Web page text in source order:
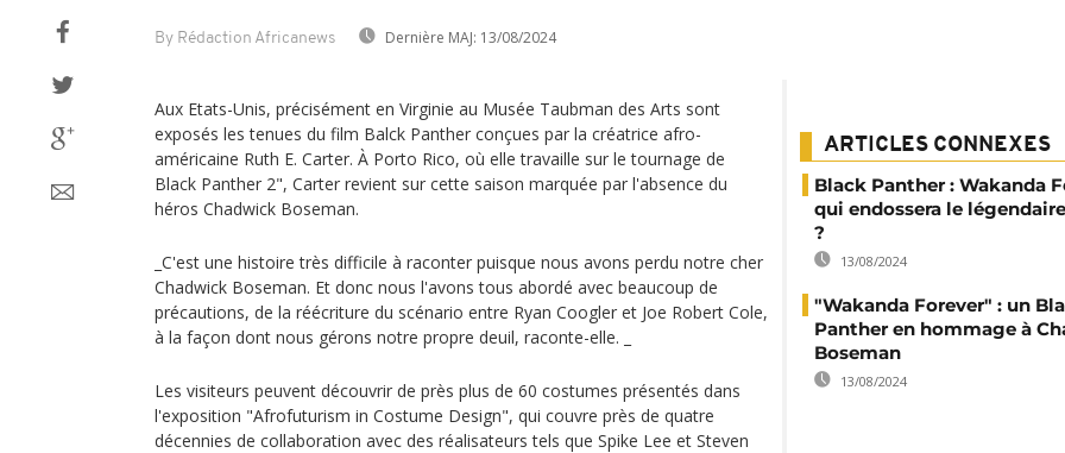
By Rédaction Africanews Dernière MAJ: 13/08/2024
Aux Etats-Unis, précisément en Virginie au Musée Taubman des Arts sont
exposés les tenues du film Balck Panther conçues par la créatrice afro-
américaine Ruth E. Carter. À Porto Rico, où elle travaille sur le tournage de
Black Panther 2", Carter revient sur cette saison marquée par l'absence du
héros Chadwick Boseman.
_C'est une histoire très difficile à raconter puisque nous avons perdu notre cher
Chadwick Boseman. Et donc nous l'avons tous abordé avec beaucoup de
précautions, de la réécriture du scénario entre Ryan Coogler et Joe Robert Cole,
à la façon dont nous gérons notre propre deuil, raconte-elle. _
Les visiteurs peuvent découvrir de près plus de 60 costumes présentés dans
l'exposition "Afrofuturism in Costume Design", qui couvre près de quatre
décennies de collaboration avec des réalisateurs tels que Spike Lee et Steven
ARTICLES CONNEXES
Black Panther : Wakanda
qui endossera le
?
13/08/2024
"Wakanda Forever" : un
Panther en hommage à
Boseman
13/08/2024